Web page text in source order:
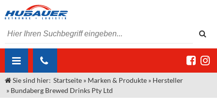
ÜBER UNS
Sie sind hier: Startseite » Marken & Produkte » Hersteller
» Bundaberg Brewed Drinks Pty Ltd